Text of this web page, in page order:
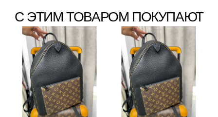
С ЭТИМ ТОВАРОМ ПОКУПАЮТ